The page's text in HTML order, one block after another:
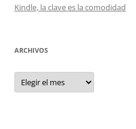
Kindle, la clave es la comodidad
ARCHIVOS
Archivos